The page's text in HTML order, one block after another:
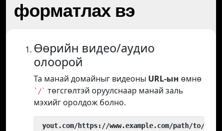
форматлах вэ
Өөрийн видео/аудио
олоорой
Та манай домайныг видеоны URL-ын өмнө
`/` төгсгөлтэй оруулснаар манай заль
мэхийг оролдож болно.
yout.com/https://www.example.com/path/to/